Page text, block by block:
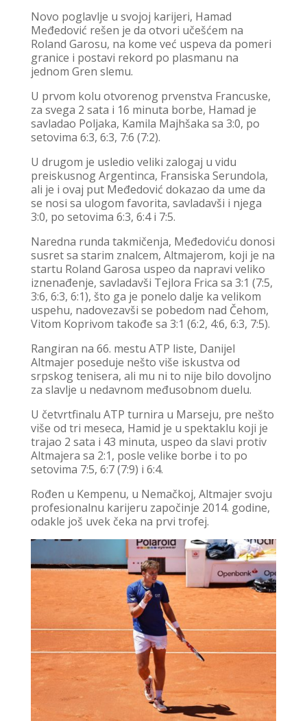
Novo poglavlje u svojoj karijeri, Hamad
Međedović rešen je da otvori učešćem na
Roland Garosu, na kome već uspeva da pomeri
granice i postavi rekord po plasmanu na
jednom Gren slemu.
U prvom kolu otvorenog prvenstva Francuske,
za svega 2 sata i 16 minuta borbe, Hamad je
savladao Poljaka, Kamila Majhšaka sa 3:0, po
setovima 6:3, 6:3, 7:6 (7:2).
U drugom je usledio veliki zalogaj u vidu
preiskusnog Argentinca, Fransiska Serundola,
ali je i ovaj put Međedović dokazao da ume da
se nosi sa ulogom favorita, savladavši i njega
3:0, po setovima 6:3, 6:4 i 7:5.
Naredna runda takmičenja, Međedoviću donosi
susret sa starim znalcem, Altmajerom, koji je na
startu Roland Garosa uspeo da napravi veliko
iznenađenje, savladavši Tejlora Frica sa 3:1 (7:5,
3:6, 6:3, 6:1), što ga je ponelo dalje ka velikom
uspehu, nadovezavši se pobedom nad Čehom,
Vitom Koprivom takođe sa 3:1 (6:2, 4:6, 6:3, 7:5).
Rangiran na 66. mestu ATP liste, Danijel
Altmajer poseduje nešto više iskustva od
srpskog tenisera, ali mu ni to nije bilo dovoljno
za slavlje u nedavnom međusobnom duelu.
U četvrtfinalu ATP turnira u Marseju, pre nešto
više od tri meseca, Hamid je u spektaklu koji je
trajao 2 sata i 43 minuta, uspeo da slavi protiv
Altmajera sa 2:1, posle velike borbe i to po
setovima 7:5, 6:7 (7:9) i 6:4.
Rođen u Kempenu, u Nemačkoj, Altmajer svoju
profesionalnu karijeru započinje 2014. godine,
odakle još uvek čeka na prvi trofej.